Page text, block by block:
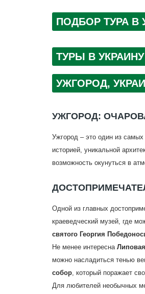
ПОДБОР ТУРА В
ТУРЫ В УКРАИНУ
УЖГОРОД,
УЖГОРОД:
Ужгород – это один из
историей, уникальной
возможность окунуться в
Одной из главных
краеведческий музей, где
святого Георгия
Не менее интересна
можно насладиться тенью
собор, который поражает
Для любителей необычных